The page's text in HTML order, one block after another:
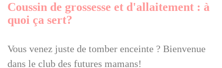
Coussin de grossesse et d'allaitement : à
quoi ça sert?
Vous venez juste de tomber enceinte ? Bienvenue
dans le club des futures mamans!